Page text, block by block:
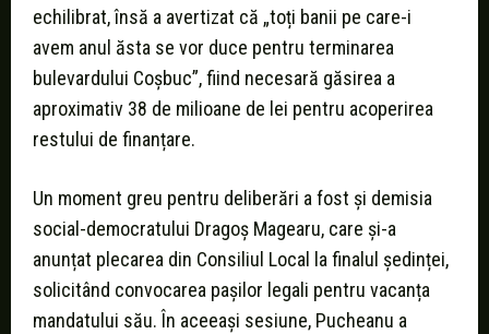
echilibrat, însă a avertizat că „toți banii pe care-i
avem anul ăsta se vor duce pentru terminarea
bulevardului Coșbuc”, fiind necesară găsirea a
aproximativ 38 de milioane de lei pentru acoperirea
restului de finanțare.
Un moment greu pentru deliberări a fost și demisia
social-democratului Dragoș Magearu, care și-a
anunțat plecarea din Consiliul Local la finalul ședinței,
solicitând convocarea pașilor legali pentru vacanța
mandatului său. În aceeași sesiune, Pucheanu a